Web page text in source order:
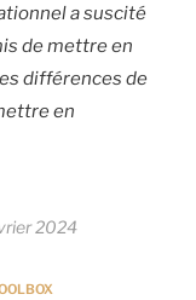
a suscité
de mettre en
différences de
en
2024